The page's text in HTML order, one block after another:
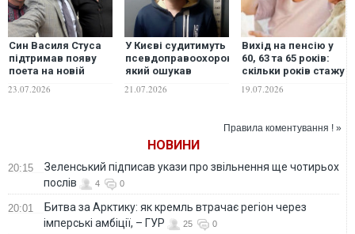
Син Василя Стуса
підтримав появу
поета на новій
2000 гривень
23.07.2026
У Києві судитимуть
псевдоправоохоронця,
який ошукав
України на понад
21.07.2026
Вихід на пенсію у
60, 63 та 65 років:
скільки років стажу
українцям у 2026–
19.07.2026
Правила коментування ! »
НОВИНИ
20:15
Зеленський підписав укази про звільнення ще чотирьох
послів
4 0
20:01
Битва за Арктику: як кремль втрачає регіон через
імперські амбіції, – ГУР
25 0